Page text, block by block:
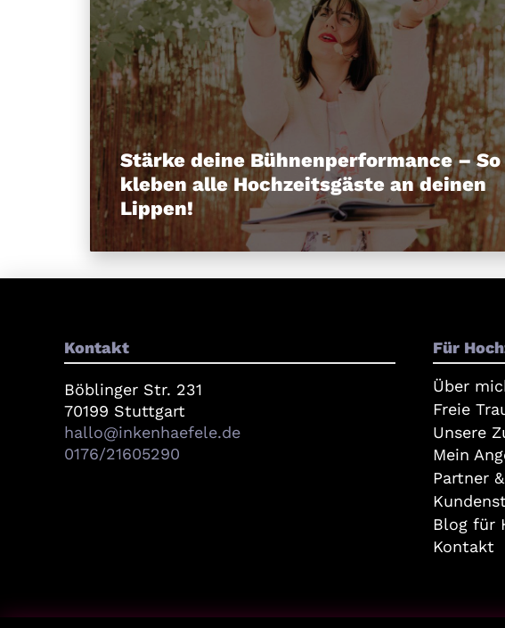
Stärke deine Bühnenperformance – So
kleben alle Hochzeitsgäste an deinen
Lippen!
Kontakt
Böblinger Str. 231
70199 Stuttgart
hallo@inkenhaefele.de
0176/21605290
Für
Über
Freie
Unsere
Mein
Partner
Blog für
Kontakt